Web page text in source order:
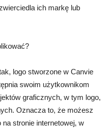
ich markę lub
logo stworzone w Canvie
swoim użytkownikom
graficznych, w tym logo,
Oznacza to, że możesz
stronie internetowej, w